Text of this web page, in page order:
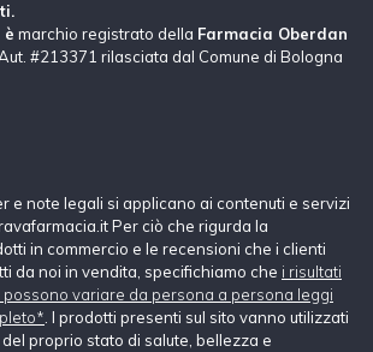
è marchio registrato della Farmacia Oberdan
#213371 rilasciata dal Comune di Bologna
e note legali si applicano ai contenuti e servizi
Per ciò che rigurda la
in commercio e le recensioni che i clienti
da noi in vendita, specifichiamo che i risultati
variare da persona a persona leggi
. I prodotti presenti sul sito vanno utilizzati
proprio stato di salute, bellezza e